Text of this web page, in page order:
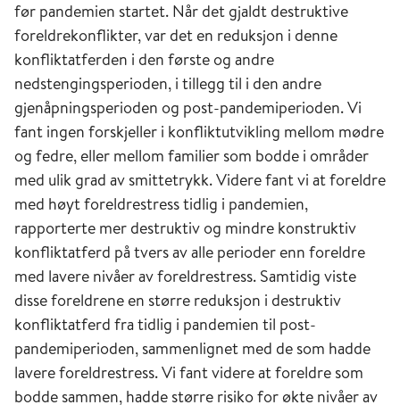
før pandemien startet. Når det gjaldt destruktive
foreldrekonflikter, var det en reduksjon i denne
konfliktatferden i den første og andre
nedstengingsperioden, i tillegg til i den andre
gjenåpningsperioden og post-pandemiperioden. Vi
fant ingen forskjeller i konfliktutvikling mellom mødre
og fedre, eller mellom familier som bodde i områder
med ulik grad av smittetrykk. Videre fant vi at foreldre
med høyt foreldrestress tidlig i pandemien,
rapporterte mer destruktiv og mindre konstruktiv
konfliktatferd på tvers av alle perioder enn foreldre
med lavere nivåer av foreldrestress. Samtidig viste
disse foreldrene en større reduksjon i destruktiv
konfliktatferd fra tidlig i pandemien til post-
pandemiperioden, sammenlignet med de som hadde
lavere foreldrestress. Vi fant videre at foreldre som
bodde sammen, hadde større risiko for økte nivåer av